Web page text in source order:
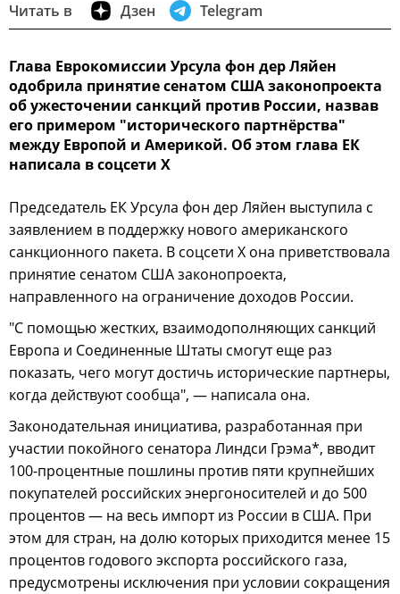
Читать в Дзен Telegram
Глава Еврокомиссии Урсула фон дер Ляйен
одобрила принятие сенатом США законопроекта
об ужесточении санкций против России, назвав
его примером "исторического партнёрства"
между Европой и Америкой. Об этом глава ЕК
написала в соцсети X
Председатель ЕК Урсула фон дер Ляйен выступила с
заявлением в поддержку нового американского
санкционного пакета. В соцсети X она приветствовала
принятие сенатом США законопроекта,
направленного на ограничение доходов России.
"С помощью жестких, взаимодополняющих санкций
Европа и Соединенные Штаты смогут еще раз
показать, чего могут достичь исторические партнеры,
когда действуют сообща", — написала она.
Законодательная инициатива, разработанная при
участии покойного сенатора Линдси Грэма*, вводит
100-процентные пошлины против пяти крупнейших
покупателей российских энергоносителей и до 500
процентов — на весь импорт из России в США. При
этом для стран, на долю которых приходится менее 15
процентов годового экспорта российского газа,
предусмотрены исключения при условии сокращения